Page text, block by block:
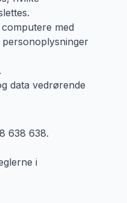
med
data vedrørende
638 638.
i